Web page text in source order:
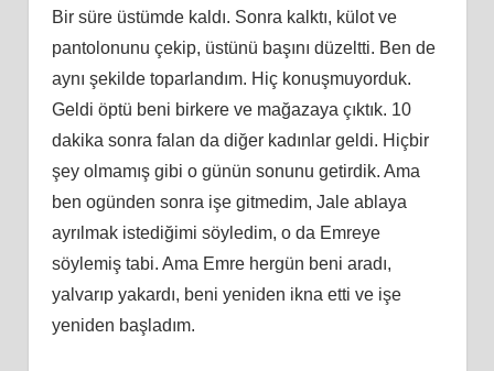
Bir süre üstümde kaldı. Sonra kalktı, külot ve
pantolonunu çekip, üstünü başını düzeltti. Ben de
aynı şekilde toparlandım. Hiç konuşmuyorduk.
Geldi öptü beni birkere ve mağazaya çıktık. 10
dakika sonra falan da diğer kadınlar geldi. Hiçbir
şey olmamış gibi o günün sonunu getirdik. Ama
ben ogünden sonra işe gitmedim, Jale ablaya
ayrılmak istediğimi söyledim, o da Emreye
söylemiş tabi. Ama Emre hergün beni aradı,
yalvarıp yakardı, beni yeniden ikna etti ve işe
yeniden başladım.